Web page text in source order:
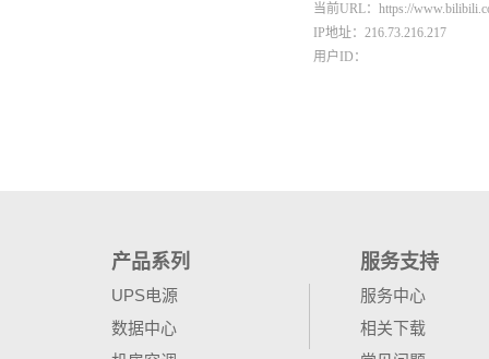
产品系列
UPS电源
数据中心
服务支持
服务中心
相关下载